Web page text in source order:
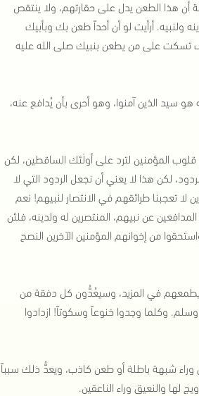
أن هذا الطعن يدل على حقارتهم، ولا ينتقص
ولنبيه. أرأيت لو أن أحداً طعن بك وبأبيك
تسكت على من يطعن بنبيك صلى الله عليه
الله هو سيد الذين آمنوا، وهو أحرى بأن يُدافع عنه،
المؤمنين لترد على أولٰئك الساقطين، لكن
لكن هذا لا يعني أن نجعل الردود التي لا
تعجبنا طرائقهم في الانتصار لنبيهم! نعم
عن نبيهم، المنتصرين له ولدينه، فلئن
من إخوانهم المؤمنين الآخرين النصح
يطمعهم في المزيد، وسيعُدُّون كل دفقة من
وكلما وجدوا خنوعاً وسكوتاً! ازدادوا
وراء شبهة باطلة أو طعن كاذب، ويعدُّ ذلك سبباً
لها والنعيق وراء الناعقين.